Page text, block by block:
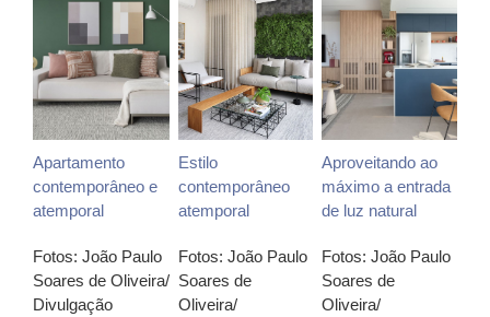
Apartamento
contemporâneo e
atemporal
Fotos: João Paulo
Soares de Oliveira/
Divulgação
Estilo
contemporâneo
atemporal
Fotos: João Paulo
Soares de
Oliveira/
Aproveitando ao
máximo a entrada
de luz natural
Fotos: João Paulo
Soares de
Oliveira/